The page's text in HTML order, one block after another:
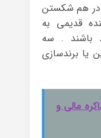
در هم شکستن
قدیمی به
باشند . سه
یا برندسازی
مالی و